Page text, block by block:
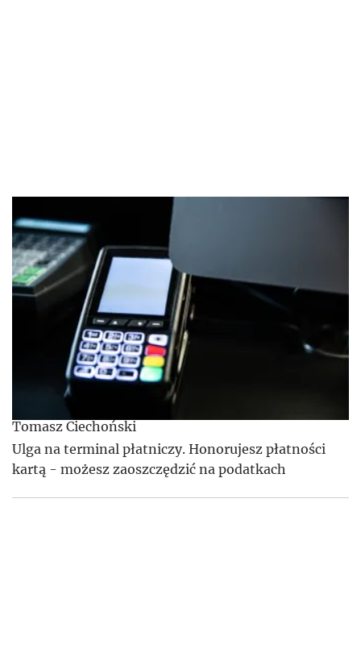
Tomasz Ciechoński
Ulga na terminal płatniczy. Honorujesz płatności
kartą - możesz zaoszczędzić na podatkach